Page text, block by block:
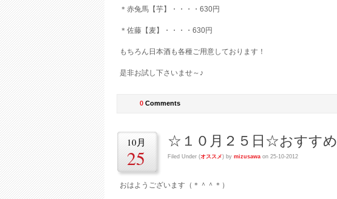
＊赤兔馬【芋】・・・・630円
＊佐藤【麦】・・・・630円
もちろん日本酒も各種ご用意しております！
是非お試し下さいませ～♪
0 Comments
10月
25
☆１０月２５日☆おすすめ
Filed Under (オススメ) by mizusawa on 25-10-2012
おはようございます（＊＾＾＊）